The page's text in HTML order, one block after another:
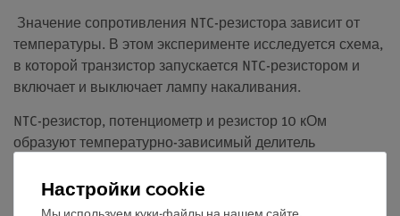
Значение сопротивления NTC-резистора зависит от
температуры. В этом эксперименте исследуется схема,
в которой транзистор запускается NTC-резистором и
включает и выключает лампу накаливания.
NTC-резистор, потенциометр и резистор 10 кОм
образуют температурно-зависимый делитель
напряжение транзистора. Чтобы реализовать как
светлую цепь, так и темную цепь без реле, NTC-резистор
Настройки cookie